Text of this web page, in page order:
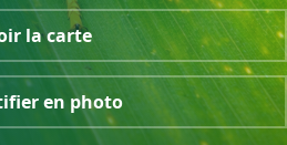
la carte
en photo